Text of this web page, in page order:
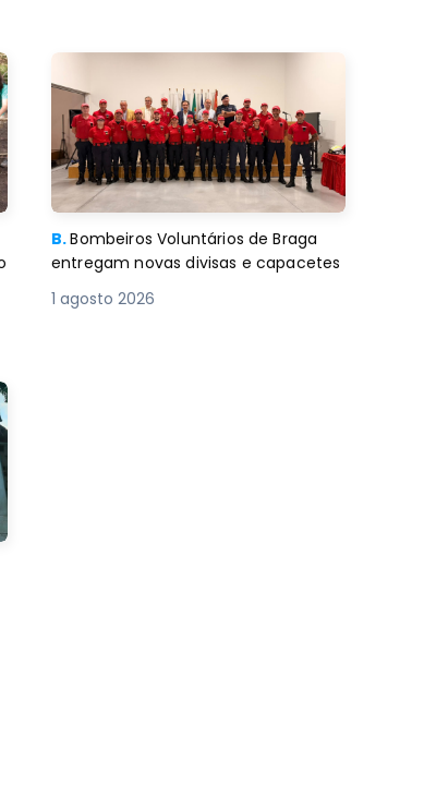
B.Bombeiros Voluntários de Braga
entregam novas divisas e capacetes
1 agosto 2026